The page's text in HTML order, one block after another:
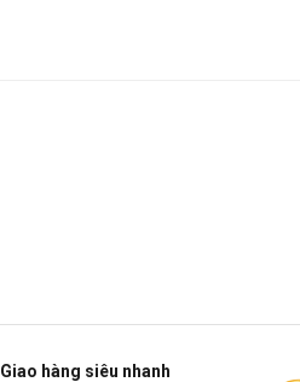
Giao hàng siêu nhanh